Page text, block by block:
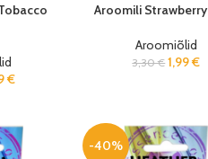
€
Aroomili
Aroomiõlid
3,30€ 1,99€
-40%